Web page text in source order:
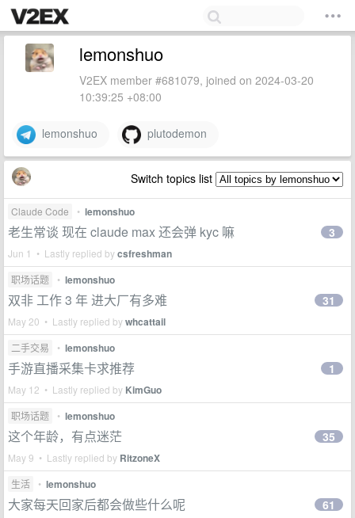
lemonshuo
V2EX member #681079, joined on 2024-03-20
10:39:25 +08:00
lemonshuo plutodemon
Switch topics list
Claude Code • lemonshuo
老生常谈 现在 claude max 还会弹 kyc 嘛
Jun 1 • Lastly replied bycsfreshman
3
职场话题 • lemonshuo
双非 工作 3 年 进大厂有多难
May 20 • Lastly replied bywhcattail
31
二手交易 • lemonshuo
手游直播采集卡求推荐
May 12 • Lastly replied by KimGuo
1
职场话题 • lemonshuo
这个年龄，有点迷茫
May 9 • Lastly replied by RitzoneX
35
生活 • lemonshuo
大家每天回家后都会做些什么呢 61